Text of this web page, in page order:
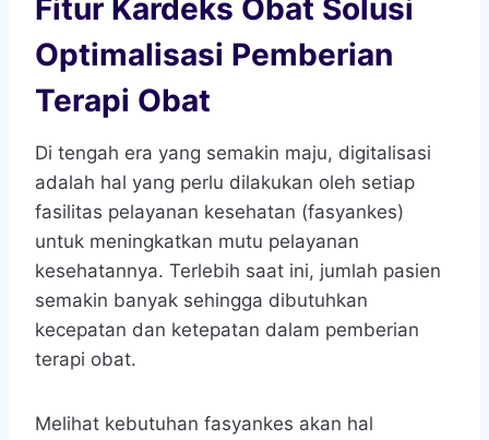
Fitur Kardeks Obat Solusi
Optimalisasi Pemberian
Terapi Obat
Di tengah era yang semakin maju, digitalisasi
adalah hal yang perlu dilakukan oleh setiap
fasilitas pelayanan kesehatan (fasyankes)
untuk meningkatkan mutu pelayanan
kesehatannya. Terlebih saat ini, jumlah pasien
semakin banyak sehingga dibutuhkan
kecepatan dan ketepatan dalam pemberian
terapi obat.
Melihat kebutuhan fasyankes akan hal